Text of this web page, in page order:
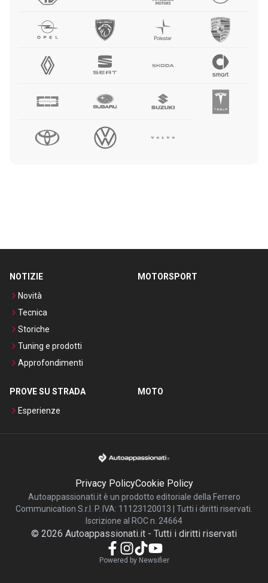
NOTIZIE
Novità
Tecnica
Storiche
Tuning e prodotti
Approfondimenti
MOTORSPORT
PROVE SU STRADA
Esperienze
MOTO
Privacy PolicyCookie Policy
Autoappassionati.it è un prodotto editoriale della Ferrero
Communication S.r.l. P. IVA: 11123120013 | Tutti i diritti riservati.
Iscrizione al ROC n. 24664
© 2026 Autoappassionati.it - Tutti i diritti riservati
Powered by Newsifier